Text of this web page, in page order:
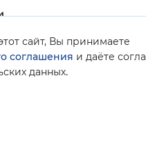
сайт, Вы принимаете
соглашения и даёте
данных.